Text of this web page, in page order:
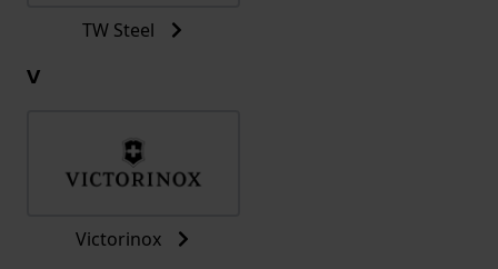
TW Steel
V
Victorinox